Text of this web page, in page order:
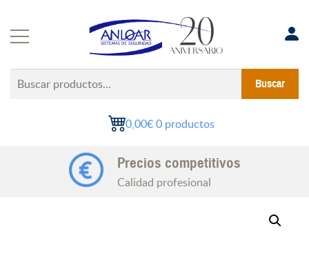
contenido
Buscar
productos...
Buscar
0,00€0 productos
Precios competitivos
Calidad profesional